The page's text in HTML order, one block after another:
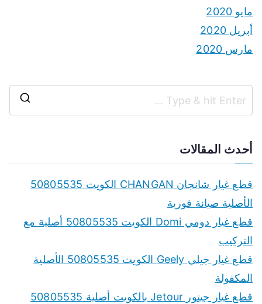
مايو 2020
أبريل 2020
مارس 2020
r
أحدث المقالات
قطع غيار شانجان CHANGAN الكويت 50805535
الأصلية صيانة فورية
قطع غيار دومي Domi الكويت 50805535 أصلية مع
التركيب
قطع غيار جيلي Geely الكويت 50805535 الأصلية
المكفولة
قطع غيار جيتور Jetour بالكويت أصلية 50805535